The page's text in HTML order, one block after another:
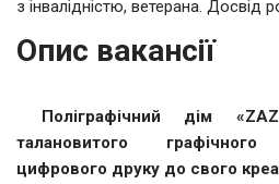
з інвалідністю, ветерана. Досвід
Опис вакансії
Поліграфічний дім
талановитого графічного
цифрового друку до свого